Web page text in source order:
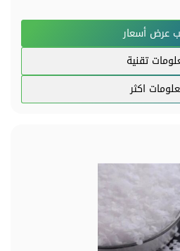
عرض أسعار
تقنية
اكثر